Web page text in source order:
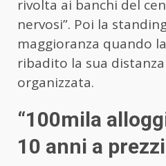
rivolta ai banchi del
nervosi”. Poi la
maggioranza quando
ribadito la sua
organizzata.
“100mila
10 anni a